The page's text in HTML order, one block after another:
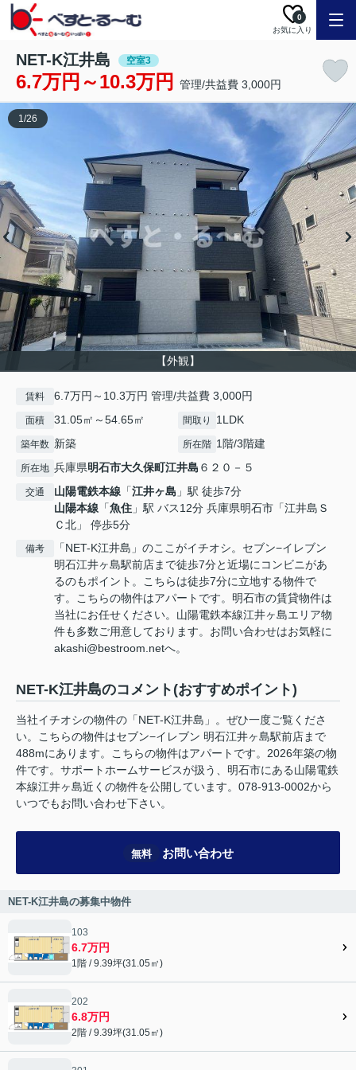
お気に入り
0
NET-K江井島 空室3
6.7万円～10.3万円 管理/共益費 3,000円
【外観】
1/26
賃料 6.7万円～10.3万円 管理/共益費 3,000円
面積 31.05㎡～54.65㎡ 間取り 1LDK
築年数 新築 所在階 1階/3階建
所在地 兵庫県明石市大久保町江井島 ６２０－５
交通 山陽電鉄本線 「江井ヶ島 」駅 徒歩7分
山陽本線 「魚住 」駅 バス12分 兵庫県明石市「江井島Ｓ
Ｃ北」 停歩5分
備考
「NET-K江井島」のここがイチオシ。セブン−イレブン
明石江井ヶ島駅前店まで徒歩7分と近場にコンビニがあ
るのもポイント。こちらは徒歩7分に立地する物件で
す。こちらの物件はアパートです。明石市の賃貸物件は
当社にお任せください。山陽電鉄本線江井ヶ島エリア物
件も多数ご用意しております。お問い合わせはお気軽に
akashi@bestroom.netへ。
NET-K江井島のコメント(おすすめポイント)
当社イチオシの物件の「NET-K江井島」。ぜひ一度ご覧くださ
い。こちらの物件はセブン−イレブン 明石江井ヶ島駅前店まで
488mにあります。こちらの物件はアパートです。2026年築の物
件です。サポートホームサービスが扱う、明石市にある山陽電鉄
本線江井ヶ島近くの物件を公開しています。078-913-0002から
いつでもお問い合わせ下さい。
無料 お問い合わせ
NET-K江井島の募集中物件
103
6.7万円
1階 / 9.39坪(31.05㎡)
202
6.8万円
2階 / 9.39坪(31.05㎡)